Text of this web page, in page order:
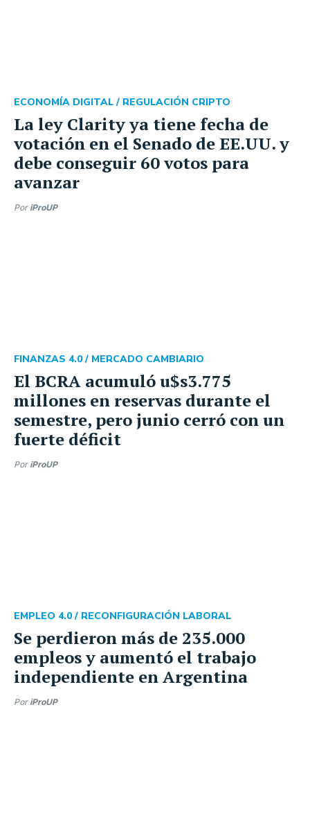
La ley Clarity ya tiene fecha de
votación en el Senado de EE.UU. y
debe conseguir 60 votos para
avanzar
ECONOMÍA DIGITAL / REGULACIÓN CRIPTO
Por iProUP
El BCRA acumuló u$s3.775
millones en reservas durante el
semestre, pero junio cerró con un
fuerte déficit
FINANZAS 4.0 / MERCADO CAMBIARIO
Por iProUP
Se perdieron más de 235.000
empleos y aumentó el trabajo
independiente en Argentina
EMPLEO 4.0 / RECONFIGURACIÓN LABORAL
Por iProUP